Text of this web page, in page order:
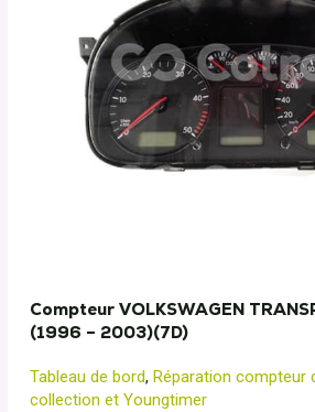
Compteur VOLKSWAGEN
(1996 – 2003)(7D)
Tableau de bord, Réparation compteur
collection et Youngtimer